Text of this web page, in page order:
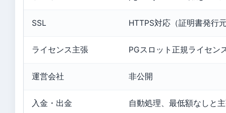
SSL HTTPS対応（証明書発行
ライセンス主張 PGスロット正規ライセン
運営会社 非公開
入金・出金 自動処理、最低額なしと